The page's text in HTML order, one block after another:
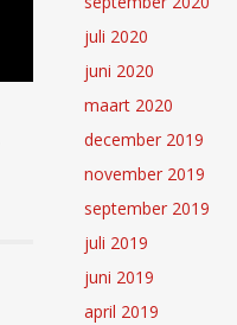
juli 2020
juni 2020
maart 2020
december 2019
november 2019
september 2019
juli 2019
juni 2019
april 2019